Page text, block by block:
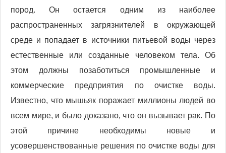
пород. Он остается одним из наиболее
распространенных загрязнителей в окружающей
среде и попадает в источники питьевой воды через
естественные или созданные человеком тела. Об
этом должны позаботиться промышленные и
коммерческие предприятия по очистке воды.
Известно, что мышьяк поражает миллионы людей во
всем мире, и было доказано, что он вызывает рак. По
этой причине необходимы новые и
усовершенствованные решения по очистке воды для